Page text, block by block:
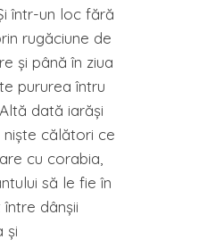
într-un loc fără
rugăciune de
şi până în ziua
pururea întru
dată iarăşi
călători ce
cu corabia,
să le fie în
dânşii
şi